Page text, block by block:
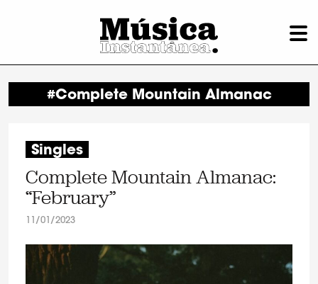
#Complete Mountain Almanac
Singles
Complete Mountain Almanac:
“February”
11/01/2023